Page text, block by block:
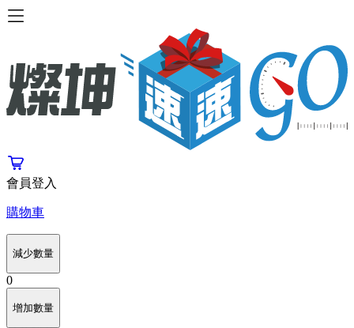
會員登入
購物車
減少數量
0
增加數量